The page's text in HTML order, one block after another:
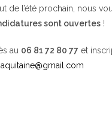
de l’été prochain, nous
sont ouvertes !
au 06 81 72 80 77 et